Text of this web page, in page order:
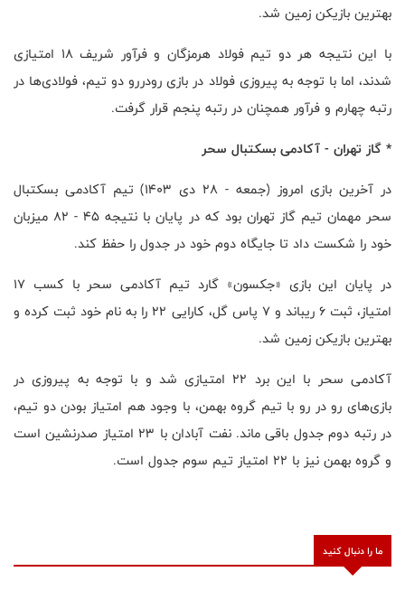
بهترین بازیکن زمین شد.
با این نتیجه هر دو تیم فولاد هرمزگان و فرآور شریف ۱۸ امتیازی
شدند، اما با توجه به پیروزی فولاد در بازی رودررو دو تیم، فولادی‌ها در
رتبه چهارم و فرآور همچنان در رتبه پنجم قرار گرفت.
*‌ گاز تهران - آکادمی بسکتبال سحر
در آخرین بازی امروز (جمعه - ۲۸ دی ۱۴۰۳) تیم آکادمی بسکتبال
سحر مهمان تیم گاز تهران بود که در پایان با نتیجه ۴۵ - ۸۲ میزبان
خود را شکست داد تا جایگاه دوم خود در جدول را حفظ کند.
در پایان این بازی «جکسون» گارد تیم آکادمی سحر با کسب ۱۷
امتیاز، ثبت ۶ ریباند و ۷ پاس گل، کارایی ۲۲ را به نام خود ثبت کرده و
بهترین بازیکن زمین شد.
آکادمی سحر با این برد ۲۲ امتیازی شد و با توجه به پیروزی در
بازی‌های رو در رو با تیم گروه بهمن، با وجود هم امتیاز بودن دو تیم،
در رتبه دوم جدول باقی ماند. نفت آبادان با ۲۳ امتیاز صدرنشین است
و گروه بهمن نیز با ۲۲ امتیاز تیم سوم جدول است.
ما را دنبال کنید